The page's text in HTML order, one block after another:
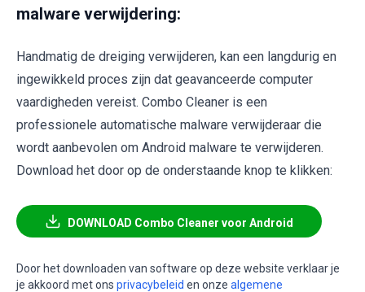
malware verwijdering:
Handmatig de dreiging verwijderen, kan een langdurig en
ingewikkeld proces zijn dat geavanceerde computer
vaardigheden vereist. Combo Cleaner is een
professionele automatische malware verwijderaar die
wordt aanbevolen om Android malware te verwijderen.
Download het door op de onderstaande knop te klikken:
DOWNLOAD Combo Cleaner voor Android
Door het downloaden van software op deze website verklaar je
je akkoord met ons privacybeleid en onze algemene